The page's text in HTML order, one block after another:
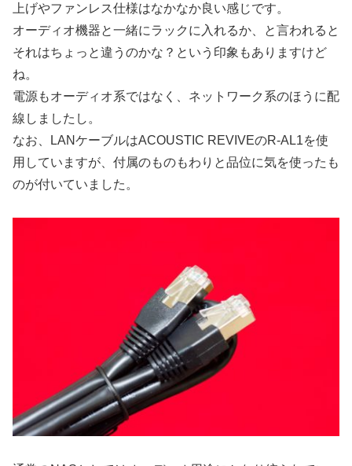
上げやファンレス仕様はなかなか良い感じです。
オーディオ機器と一緒にラックに入れるか、と言われると
それはちょっと違うのかな？という印象もありますけど
ね。
電源もオーディオ系ではなく、ネットワーク系のほうに配
線しましたし。
なお、LANケーブルはACOUSTIC REVIVEのR-AL1を使
用していますが、付属のものもわりと品位に気を使ったも
のが付いていました。